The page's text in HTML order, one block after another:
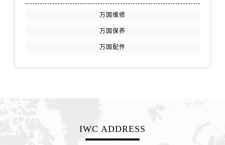
河北省唐山市路南区新华东道100号万达广场写字楼A座10层1002室万国售后服务中心（需提前预约）
节假日正常营业！
万国维修
万国保养
万国配件
IWC ADDRESS